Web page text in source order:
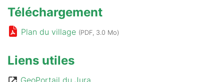
Téléchargement
Plan du village (PDF, 3.0 Mo)
Liens utiles